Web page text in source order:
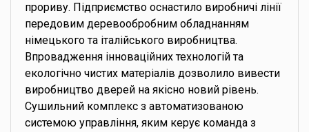
прориву. Підприємство оснастило виробничі лінії
передовим деревообробним обладнанням
німецького та італійського виробництва.
Впровадження інноваційних технологій та
екологічно чистих матеріалів дозволило вивести
виробництво дверей на якісно новий рівень.
Сушильний комплекс з автоматизованою
системою управління, яким керує команда з